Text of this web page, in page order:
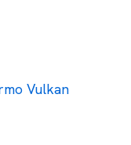
Vulkan